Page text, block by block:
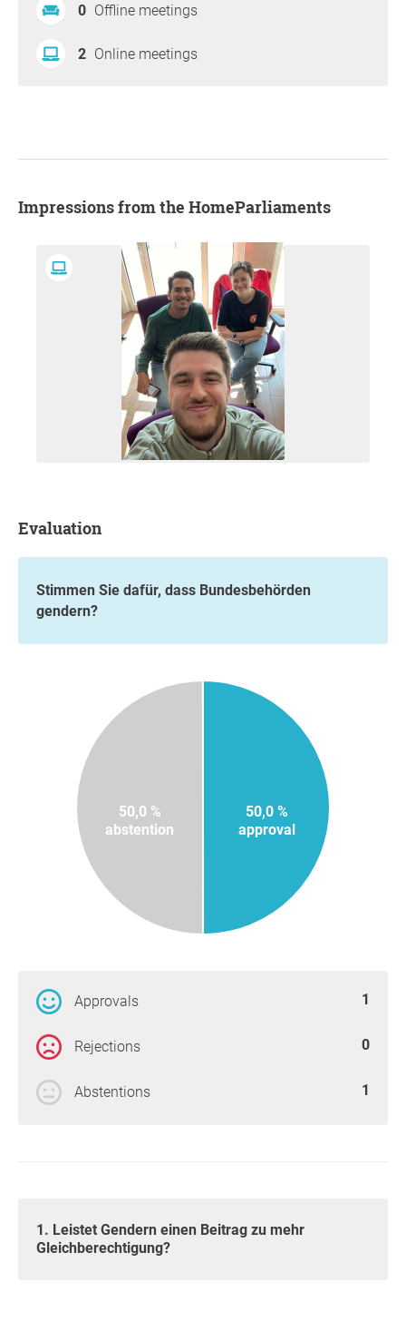
0 Offline meetings
2 Online meetings
Impressions from the HomeParliaments
Evaluation
Stimmen Sie dafür, dass Bundesbehörden
gendern?
50,0 %
approval
50,0 %
abstention
Approvals 1
Rejections 0
Abstentions 1
1. Leistet Gendern einen Beitrag zu mehr
Gleichberechtigung?